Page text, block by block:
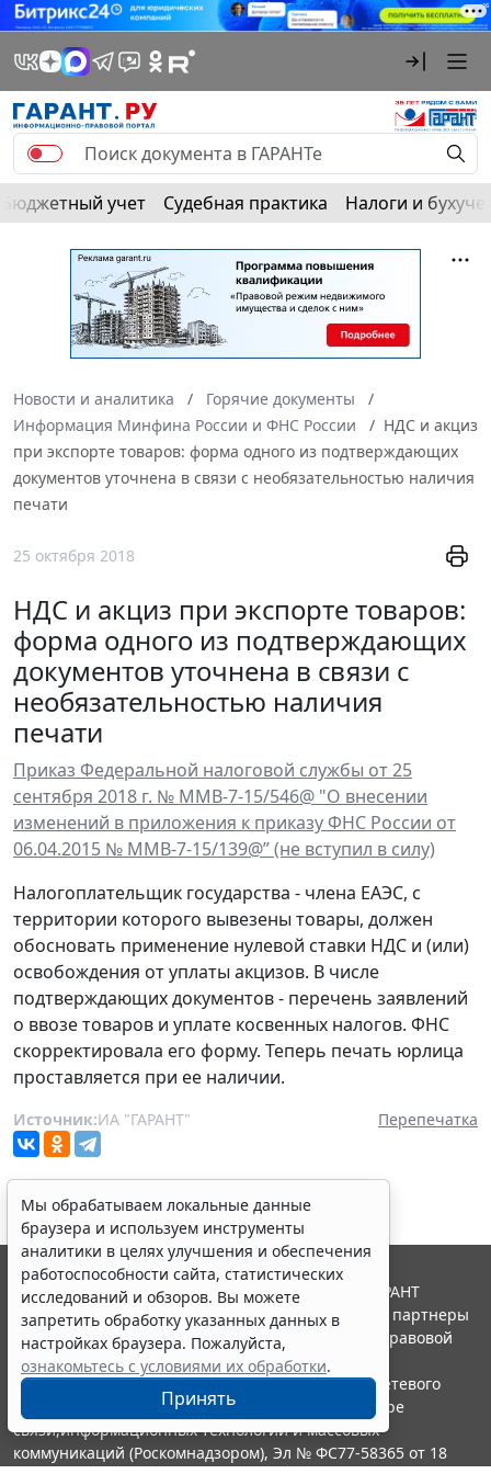
Бюджетный учет Судебная практика Налоги и
Новости и аналитика
Горячие документы
Информация Минфина России и ФНС России
НДС и акциз
при экспорте товаров: форма одного из подтверждающих
документов уточнена в связи с необязательностью наличия
печати
25 октября 2018
НДС и акциз при экспорте товаров:
форма одного из подтверждающих
документов уточнена в связи с
необязательностью наличия
печати
Приказ Федеральной налоговой службы от 25
сентября 2018 г. № ММВ-7-15/546@ "О внесении
изменений в приложения к приказу ФНС России от
06.04.2015 № ММВ-7-15/139@” (не вступил в силу)
Налогоплательщик государства - члена ЕАЭС, с
территории которого вывезены товары, должен
обосновать применение нулевой ставки НДС и (или)
освобождения от уплаты акцизов. В числе
подтверждающих документов - перечень заявлений
о ввозе товаров и уплате косвенных налогов. ФНС
скорректировала его форму. Теперь печать юрлица
проставляется при ее наличии.
Источник:ИА "ГАРАНТ" Перепечатка
Мы обрабатываем локальные данные
браузера и используем инструменты
аналитики в целях улучшения и обеспечения
работоспособности сайта, статистических
исследований и обзоров. Вы можете
запретить обработку указанных данных в
настройках браузера. Пожалуйста,
ознакомьтесь с условиями их обработки.
Принять
© ООО "НПП "ГАРАНТ-СЕРВИС", 2026. Система ГАРАНТ
выпускается с 1990 года. Компания "Гарант" и ее партнеры
являются участниками Российской ассоциации правовой
информации ГАРАНТ.
Портал ГАРАНТ.РУ зарегистрирован в качестве сетевого
издания Федеральной службой по надзору в сфере
связи,информационных технологий и массовых
коммуникаций (Роскомнадзором), Эл № ФС77-58365 от 18